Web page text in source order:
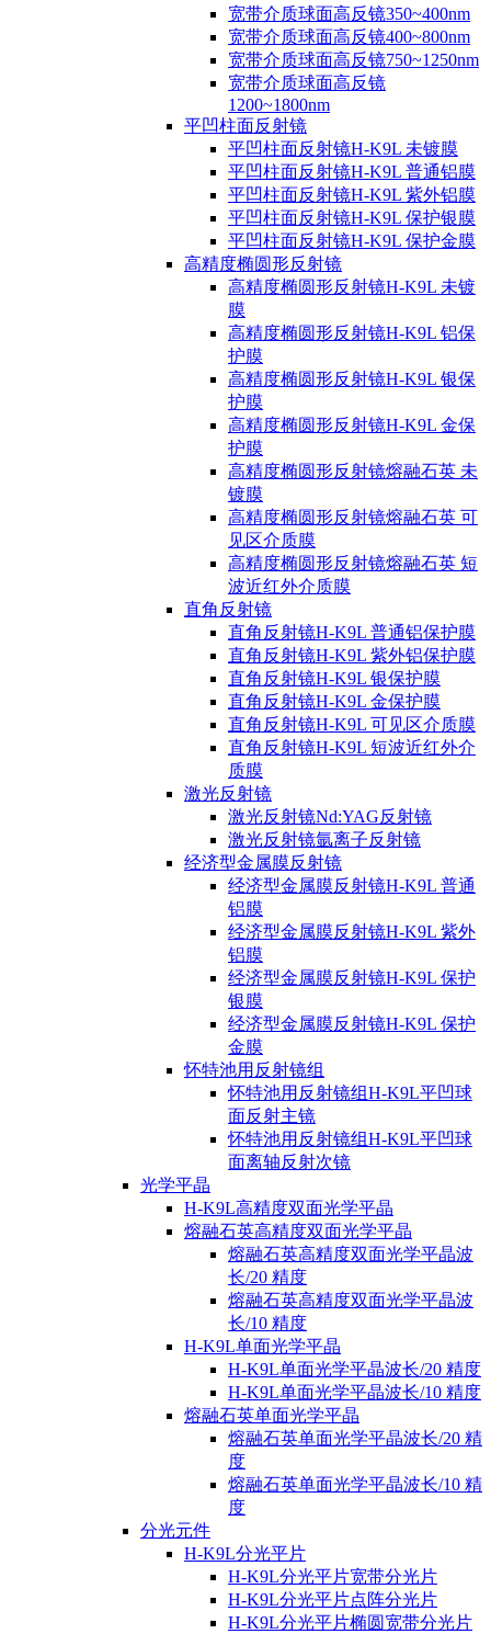
宽带介质球面高反镜350~400nm
宽带介质球面高反镜400~800nm
宽带介质球面高反镜750~1250nm
宽带介质球面高反镜
1200~1800nm
平凹柱面反射镜
平凹柱面反射镜H-K9L 未镀膜
平凹柱面反射镜H-K9L 普通铝膜
平凹柱面反射镜H-K9L 紫外铝膜
平凹柱面反射镜H-K9L 保护银膜
平凹柱面反射镜H-K9L 保护金膜
高精度椭圆形反射镜
高精度椭圆形反射镜H-K9L 未镀
膜
高精度椭圆形反射镜H-K9L 铝保
护膜
高精度椭圆形反射镜H-K9L 银保
护膜
高精度椭圆形反射镜H-K9L 金保
护膜
高精度椭圆形反射镜熔融石英 未
镀膜
高精度椭圆形反射镜熔融石英 可
见区介质膜
高精度椭圆形反射镜熔融石英 短
波近红外介质膜
直角反射镜
直角反射镜H-K9L 普通铝保护膜
直角反射镜H-K9L 紫外铝保护膜
直角反射镜H-K9L 银保护膜
直角反射镜H-K9L 金保护膜
直角反射镜H-K9L 可见区介质膜
直角反射镜H-K9L 短波近红外介
质膜
激光反射镜
激光反射镜Nd:YAG反射镜
激光反射镜氩离子反射镜
经济型金属膜反射镜
经济型金属膜反射镜H-K9L 普通
铝膜
经济型金属膜反射镜H-K9L 紫外
铝膜
经济型金属膜反射镜H-K9L 保护
银膜
经济型金属膜反射镜H-K9L 保护
金膜
怀特池用反射镜组
怀特池用反射镜组H-K9L平凹球
面反射主镜
怀特池用反射镜组H-K9L平凹球
面离轴反射次镜
光学平晶
H-K9L高精度双面光学平晶
熔融石英高精度双面光学平晶
熔融石英高精度双面光学平晶波
长/20 精度
熔融石英高精度双面光学平晶波
长/10 精度
H-K9L单面光学平晶
H-K9L单面光学平晶波长/20 精度
H-K9L单面光学平晶波长/10 精度
熔融石英单面光学平晶
熔融石英单面光学平晶波长/20 精
度
熔融石英单面光学平晶波长/10 精
度
分光元件
H-K9L分光平片
H-K9L分光平片宽带分光片
H-K9L分光平片点阵分光片
H-K9L分光平片椭圆宽带分光片